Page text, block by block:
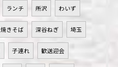
ランチ 所沢 わいず
焼きそば 深谷ねぎ 埼玉
子連れ 歓送迎会